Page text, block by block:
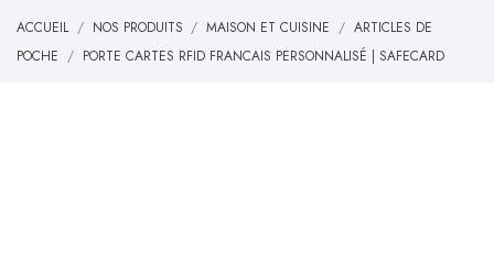
ACCUEIL NOS PRODUITS MAISON ET CUISINE
ARTICLES DE
POCHE
PORTE CARTES RFID FRANCAIS PERSONNALISÉ | SAFECARD